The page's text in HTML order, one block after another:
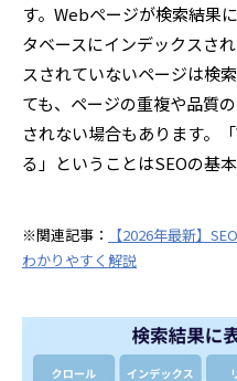
す。Webページが検索結果
タベースにインデックスさ
スされていないページは検
ても、ページの重複や品質
されない場合もあります。
る」ということはSEOの基本
※関連記事：
【2026年最新】
わかりやすく解説